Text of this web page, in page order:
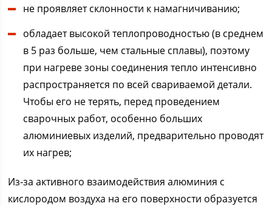
не проявляет склонности к намагничиванию;
обладает высокой теплопроводностью (в среднем
в 5 раз больше, чем стальные сплавы), поэтому
при нагреве зоны соединения тепло интенсивно
распространяется по всей свариваемой детали.
Чтобы его не терять, перед проведением
сварочных работ, особенно больших
алюминиевых изделий, предварительно проводят
их нагрев;
Из-за активного взаимодействия алюминия с
кислородом воздуха на его поверхности образуется